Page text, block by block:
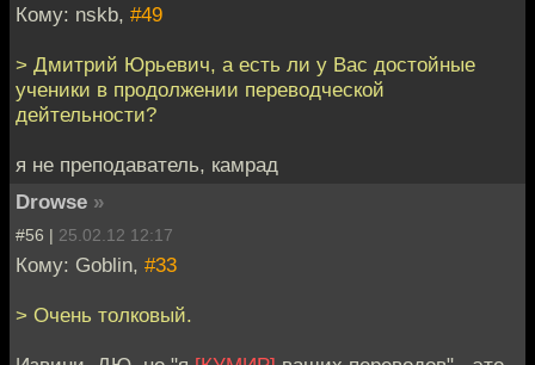
Кому: nskb, #49
> Дмитрий Юрьевич, а есть ли у Вас достойные
ученики в продолжении переводческой
дейтельности?
я не преподаватель, камрад
Drowse »
#56 | 25.02.12 12:17
Кому: Goblin, #33
> Очень толковый.